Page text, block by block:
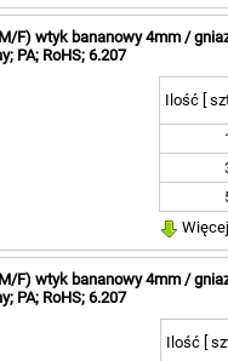
F) wtyk bananowy 4mm /
PA; RoHS; 6.207
Ilość [
F) wtyk bananowy 4mm /
PA; RoHS; 6.207
Ilość [